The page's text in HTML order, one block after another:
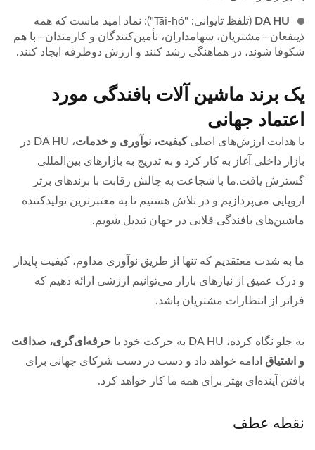
DA HU
(تلفظ تایوانی: "Tāi-hó"): نماد امید ماست که همه
ذینفعان—مشتریان، سهامداران، تأمین‌کنندگان و کارمندان—با هم
شکوفا شوند، در هماهنگی رشد کنند و ارزش دوطرفه ایجاد کنند.
یک برند ماشین آلات بافندگی مورد
اعتماد جهانی
با هدایت ارزش‌های اصلی کیفیت، نوآوری و خدمات
، DA HU در
بازار داخلی آغاز به کار کرد و به تدریج به بازارهای بین‌المللی
گسترش یافت.ما با شجاعت به چالش رقابت با برندهای برتر
اروپایی می‌پردازیم و در تلاش هستیم تا به معتبرترین تولیدکننده
ماشین‌های بافندگی قلابی در جهان تبدیل شویم.
ما به شدت معتقدیم که تنها از طریق نوآوری مداوم، کیفیت پایدار
و درک عمیق از نیازهای بازار می‌توانیم ارزشی ارائه دهیم که
فراتر از انتظارات مشتریان باشد.
به جلو نگاه کرده، DA HU به حرکت خود با
حرفه‌ای‌گری، صداقت
و اشتیاق ادامه خواهد داد و دست در دست شرکای جهانی برای
بافتن آینده‌ای بهتر برای همه ما کار خواهد کرد.
نقطه عطف